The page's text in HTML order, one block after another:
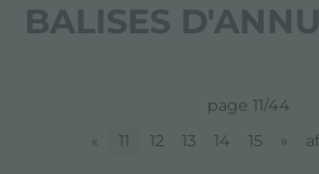
BALISES
page 11/44
«
11 12 13 14 15 »